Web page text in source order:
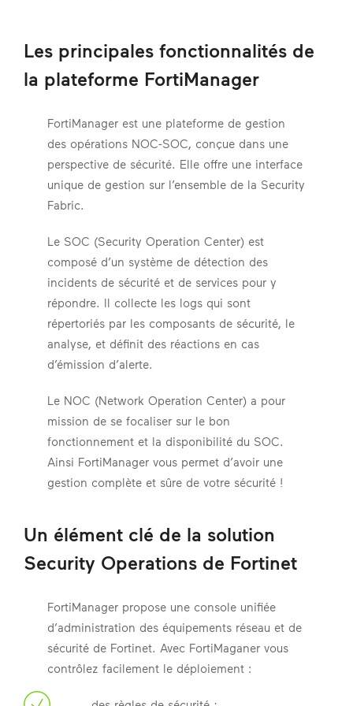
Les principales fonctionnalités de
la plateforme FortiManager
FortiManager est une plateforme de gestion
des opérations NOC-SOC, conçue dans une
perspective de sécurité. Elle offre une interface
unique de gestion sur l’ensemble de la Security
Fabric.
Le SOC (Security Operation Center) est
composé d’un système de détection des
incidents de sécurité et de services pour y
répondre. Il collecte les logs qui sont
répertoriés par les composants de sécurité, le
analyse, et définit des réactions en cas
d’émission d’alerte.
Le NOC (Network Operation Center) a pour
mission de se focaliser sur le bon
fonctionnement et la disponibilité du SOC.
Ainsi FortiManager vous permet d’avoir une
gestion complète et sûre de votre sécurité !
Un élément clé de la solution
Security Operations de Fortinet
FortiManager propose une console unifiée
d’administration des équipements réseau et de
sécurité de Fortinet. Avec FortiMaganer vous
contrôlez facilement le déploiement :